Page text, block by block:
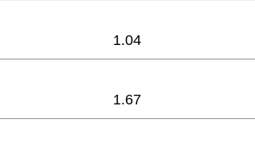
1.04
1.67